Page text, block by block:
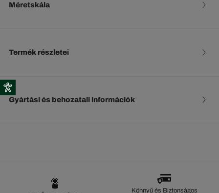
Méretskála
Termék részletei
Gyártási és behozatali információk
Könnyű és Biztonságos